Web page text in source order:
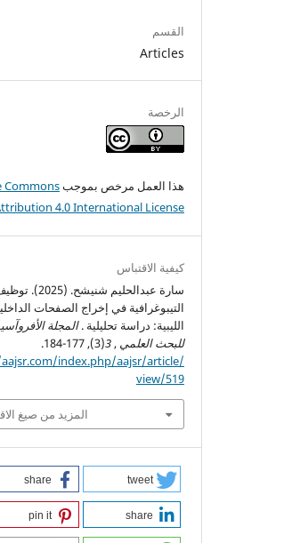
القسم
Articles
الرخصة
هذا العمل مرخص بموجبCommons
4.0 International License
كيفية الاقتباس
سارة عبدالحليم
التيبوغرافية في إخراج الصفحات
الليبية: دراسة تحليلية .المجلة
للبحث العلمي,
3
(3), 177-184.
index.php/aajsr/article/
view/519
المزيد من صيغ
tweet
share
share
pin it